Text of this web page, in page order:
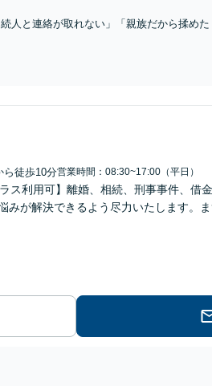
人と連絡が取れない」「親族だから揉め
ら徒歩10分営業時間：08:30~17:00（平日）
ス利用可】離婚、相続、刑事事件、借
みが解決できるよう尽力いたします。